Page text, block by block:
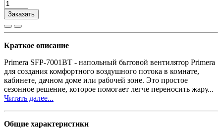
Заказать
Краткое описание
Primera SFP-7001BT - напольный бытовой вентилятор Primera
для создания комфортного воздушного потока в комнате,
кабинете, дачном доме или рабочей зоне. Это простое
сезонное решение, которое помогает легче переносить жару...
Читать далее...
Общие характеристики